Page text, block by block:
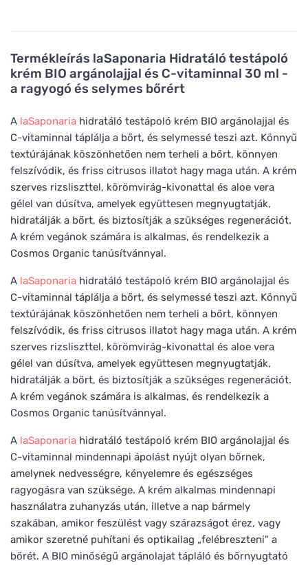
Termékleírás laSaponaria Hidratáló testápoló
krém BIO argánolajjal és C-vitaminnal 30 ml -
a ragyogó és selymes bőrért
A laSaponaria hidratáló testápoló krém BIO argánolajjal és
C-vitaminnal táplálja a bőrt, és selymessé teszi azt. Könnyű
textúrájának köszönhetően nem terheli a bőrt, könnyen
felszívódik, és friss citrusos illatot hagy maga után. A krém
szerves rizsliszttel, körömvirág-kivonattal és aloe vera
gélel van dúsítva, amelyek együttesen megnyugtatják,
hidratálják a bőrt, és biztosítják a szükséges regenerációt.
A krém vegánok számára is alkalmas, és rendelkezik a
Cosmos Organic tanúsítvánnyal.
A laSaponaria hidratáló testápoló krém BIO argánolajjal és
C-vitaminnal táplálja a bőrt, és selymessé teszi azt. Könnyű
textúrájának köszönhetően nem terheli a bőrt, könnyen
felszívódik, és friss citrusos illatot hagy maga után. A krém
szerves rizsliszttel, körömvirág-kivonattal és aloe vera
gélel van dúsítva, amelyek együttesen megnyugtatják,
hidratálják a bőrt, és biztosítják a szükséges regenerációt.
A krém vegánok számára is alkalmas, és rendelkezik a
Cosmos Organic tanúsítvánnyal.
A laSaponaria hidratáló testápoló krém BIO argánolajjal és
C-vitaminnal mindennapi ápolást nyújt olyan bőrnek,
amelynek nedvességre, kényelemre és egészséges
ragyogásra van szüksége. A krém alkalmas mindennapi
használatra zuhanyzás után, illetve a nap bármely
szakában, amikor feszülést vagy szárazságot érez, vagy
amikor szeretné puhítani és optikailag „felébreszteni" a
bőrét. A BIO minőségű argánolajat tápláló és bőrnyugtató